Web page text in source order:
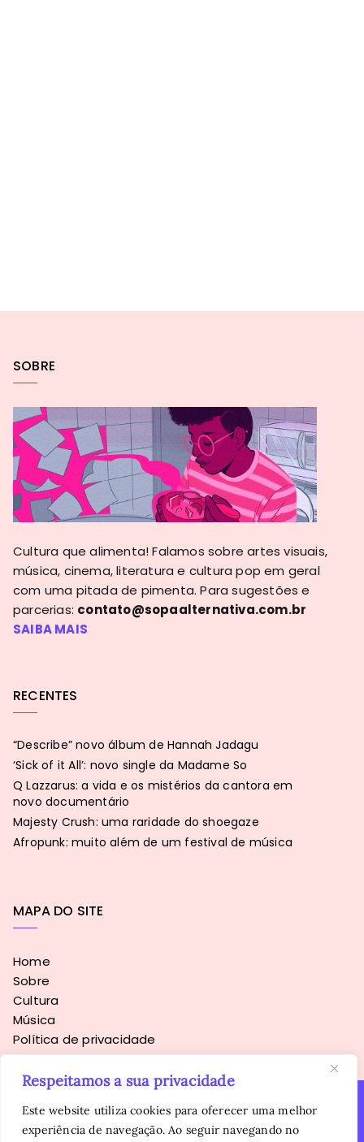
Respeitamos a sua privacidade
Este website utiliza cookies para oferecer uma melhor
experiência de navegação. Ao seguir navegando no
SOBRE
Cultura que alimenta! Falamos sobre artes visuais,
música, cinema, literatura e cultura pop em geral
com uma pitada de pimenta. Para sugestões e
parcerias: contato@sopaalternativa.com.br
SAIBA MAIS
RECENTES
“Describe” novo álbum de Hannah Jadagu
‘Sick of it All’: novo single da Madame So
Q Lazzarus: a vida e os mistérios da cantora em
novo documentário
Majesty Crush: uma raridade do shoegaze
Afropunk: muito além de um festival de música
MAPA DO SITE
Home
Sobre
Cultura
Música
Política de privacidade
Copyright © 2016 - 2026Sopa Alternativa. Todos os direitos